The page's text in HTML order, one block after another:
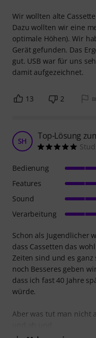
Wir wollten alte
Dazu wollten wir eine
optimale Höhen). Wir
Gerät gefunden. Das
gut. USB war für uns
damit aufgezeichnet.
13 2
SH Top-Lösung
Schon als Jugendlicher
dass Cassetten das
Zeiten sind und es
noch Besseres geben
dass ich fast 40 Jahre
würde.
Aber was tut man nicht
Bedienung
Features
Sound
Verarbeitung